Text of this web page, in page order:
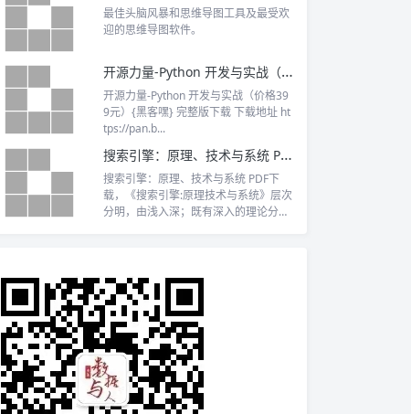
最佳头脑风暴和思维导图工具及最受欢
迎的思维导图软件。
开源力量-Python 开发与实战（价值399元）{黑客嘿} 完整版下载
开源力量-Python 开发与实战（价格39
9元）{黑客嘿} 完整版下载 下载地址 ht
tps://pan.b...
搜索引擎：原理、技术与系统 PDF下载
搜索引擎：原理、技术与系统 PDF下
载，《搜索引擎:原理技术与系统》层次
分明，由浅入深；既有深入的理论分